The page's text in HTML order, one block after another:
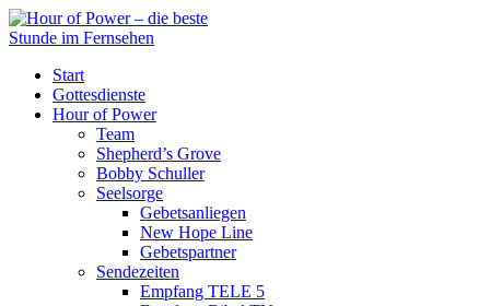
Start
Gottesdienste
Hour of Power
Team
Shepherd’s Grove
Bobby Schuller
Seelsorge
Gebetsanliegen
New Hope Line
Gebetspartner
Sendezeiten
Empfang TELE 5